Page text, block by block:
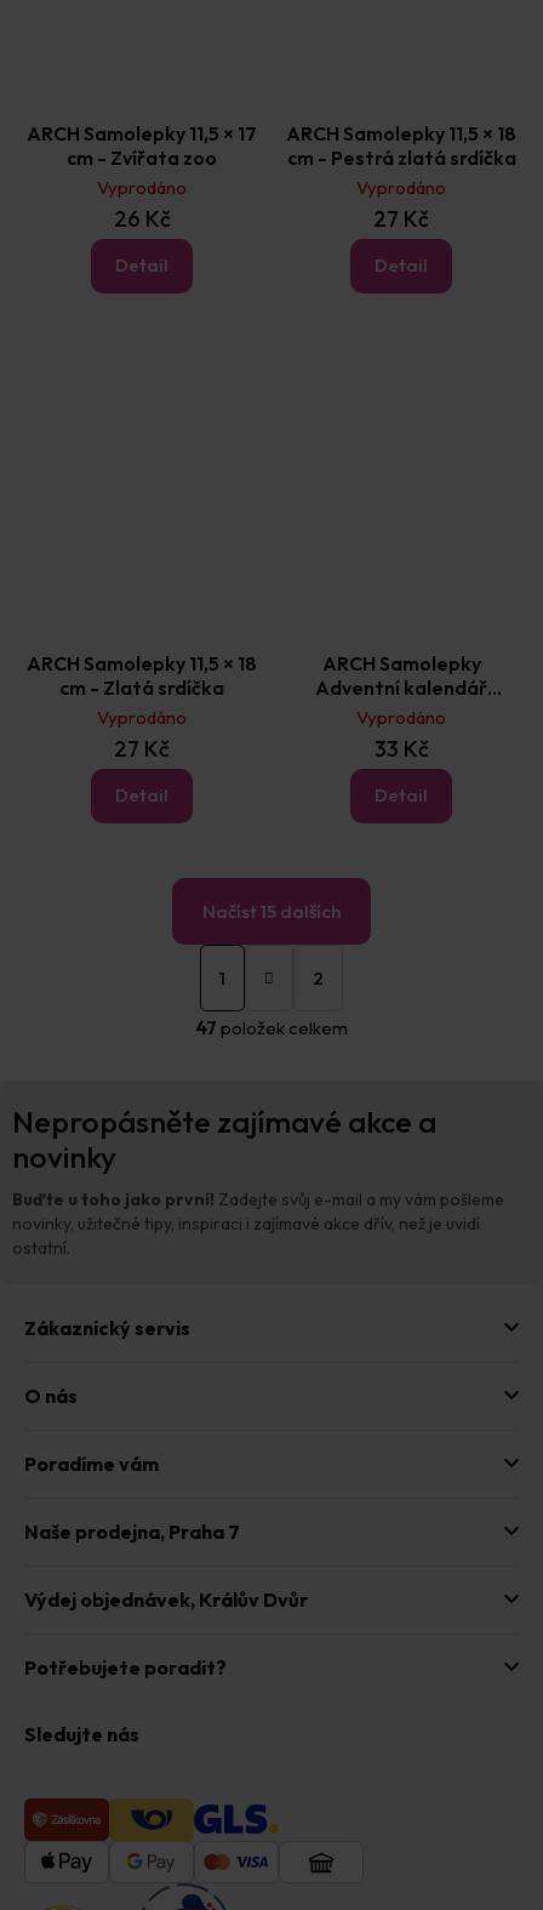
ARCH Samolepky 11,5 × 17
cm - Zvířata zoo
Vyprodáno
26 Kč
Detail
ARCH Samolepky 11,5 × 18
cm - Pestrá zlatá srdíčka
Vyprodáno
27 Kč
Detail
ARCH Samolepky 11,5 × 18
cm - Zlatá srdíčka
Vyprodáno
27 Kč
Detail
ARCH Samolepky
Adventní kalendář
sněhulák
Vyprodáno
33 Kč
Detail
O
á
í
v
k
Načíst 15 dalších
S
t
n
á
n
1 2
47 položek celkem
Nepropásněte zajímavé akce a
novinky
Buďte u toho jako první! Zadejte svůj e-mail a my vám pošleme
novinky, užitečné tipy, inspiraci i zajímavé akce dřív, než je uvidí
ostatní.
Zákaznický servis
O nás
Poradíme vám
Naše prodejna, Praha 7
Výdej objednávek, Králův Dvůr
Potřebujete poradit?
Sledujte nás